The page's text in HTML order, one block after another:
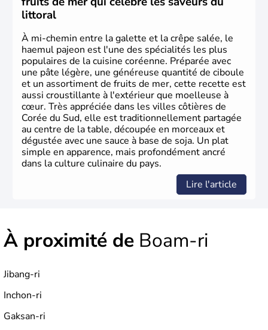
2002, en collaboration avec le Japon.
littoral
À mi-chemin entre la galette et la crêpe salée, le
haemul pajeon est l'une des spécialités les plus
populaires de la cuisine coréenne. Préparée avec
une pâte légère, une généreuse quantité de ciboule
et un assortiment de fruits de mer, cette recette est
aussi croustillante à l'extérieur que moelleuse à
cœur. Très appréciée dans les villes côtières de
Corée du Sud, elle est traditionnellement partagée
au centre de la table, découpée en morceaux et
dégustée avec une sauce à base de soja. Un plat
simple en apparence, mais profondément ancré
dans la culture culinaire du pays.
Lire l'article
À proximité de Boam-ri
Jibang-ri
Inchon-ri
Gaksan-ri